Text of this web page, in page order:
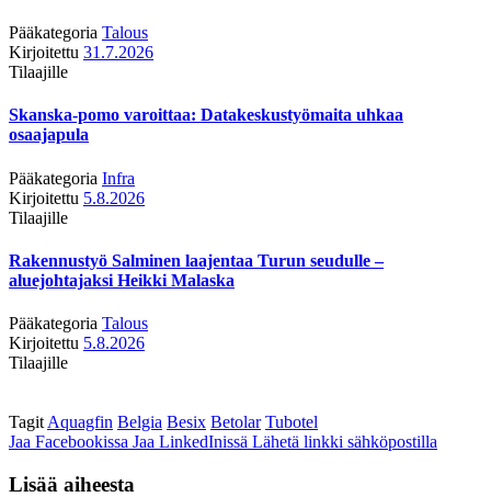
Pääkategoria Talous
Kirjoitettu 31.7.2026
Tilaajille
Skanska-pomo varoittaa: Datakeskustyömaita uhkaa
osaajapula
Pääkategoria Infra
Kirjoitettu 5.8.2026
Tilaajille
Rakennustyö Salminen laajentaa Turun seudulle –
aluejohtajaksi Heikki Malaska
Pääkategoria Talous
Kirjoitettu 5.8.2026
Tilaajille
Tagit Aquagfin Belgia Besix Betolar Tubotel
Jaa Facebookissa Jaa LinkedInissä Lähetä linkki sähköpostilla
Lisää aiheesta